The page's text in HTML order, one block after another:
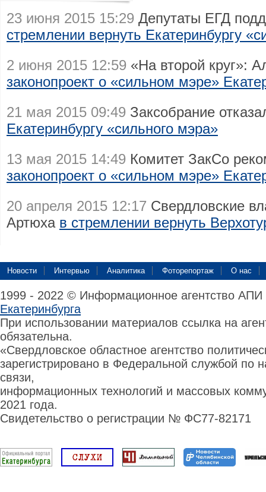
23 июня 2015 15:29 Депутаты ЕГД
стремлении вернуть Екатеринбургу
2 июня 2015 12:59 «На второй круг»:
законопроект о «сильном мэре»
21 мая 2015 09:49 Заксобрание
Екатеринбургу «сильного мэра»
13 мая 2015 14:49 Комитет ЗакСо
законопроект о «сильном мэре»
20 апреля 2015 12:17 Свердловские
Артюха в стремлении вернуть
Новости Интервью Аналитика Фоторепортаж О нас
1999 - 2022 © Информационное агентство
Екатеринбурга
При использовании материалов ссылка на
обязательна.
«Свердловское областное агентство
зарегистрировано в Федеральной службой по
связи,
информационных технологий и массовых
2021 года.
Свидетельство о регистрации № ФС77-82171